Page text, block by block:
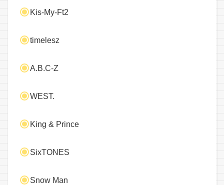
Kis-My-Ft2
timelesz
A.B.C-Z
WEST.
King & Prince
SixTONES
Snow Man